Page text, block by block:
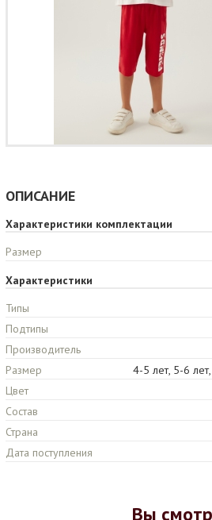
ОПИСАНИЕ
Характеристики комплектации
Размер
Характеристики
Типы
Подтипы
Производитель
Размер
4-5 лет, 5-6
Цвет
Состав
Страна
Дата поступления
Вы